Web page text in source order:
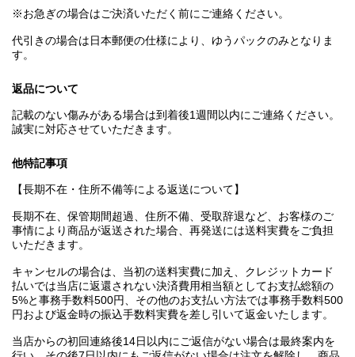
※お急ぎの場合はご決済いただく前にご連絡ください。
代引きの場合は日本郵便の仕様により、ゆうパックのみとなりま
す。
返品について
記載のない傷みがある場合は到着後1週間以内にご連絡ください。
誠実に対応させていただきます。
他特記事項
【長期不在・住所不備等による返送について】
長期不在、保管期間超過、住所不備、受取辞退など、お客様のご
事情により商品が返送された場合、再発送には送料実費をご負担
いただきます。
キャンセルの場合は、当初の送料実費に加え、クレジットカード
払いでは当店に返還されない決済費用相当額としてお支払総額の
5%と事務手数料500円、その他のお支払い方法では事務手数料500
円および返金時の振込手数料実費を差し引いて返金いたします。
当店からの初回連絡後14日以内にご返信がない場合は最終案内を